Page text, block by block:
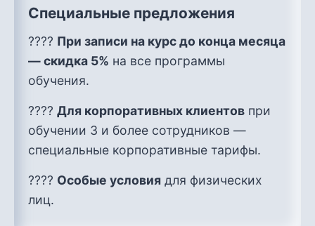
Специальные предложения
???? При записи на курс до конца месяца
— скидка 5% на все программы
обучения.
???? Для корпоративных клиентов при
обучении 3 и более сотрудников —
специальные корпоративные тарифы.
???? Особые условия для физических
лиц.